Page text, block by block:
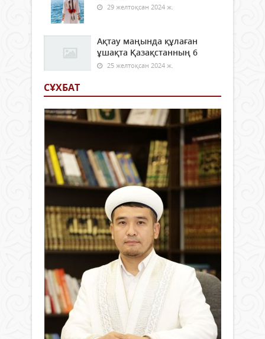
29 желтоқсан 2024 ж.
Ақтау маңында құлаған
ұшақта Қазақстанның 6
25 желтоқсан 2024 ж.
СҰХБАТ